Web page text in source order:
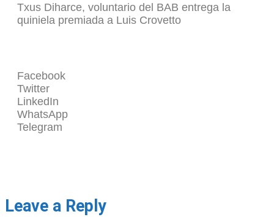
Txus Diharce, voluntario del BAB entrega la
quiniela premiada a Luis Crovetto
Facebook
Twitter
LinkedIn
WhatsApp
Telegram
Leave a Reply